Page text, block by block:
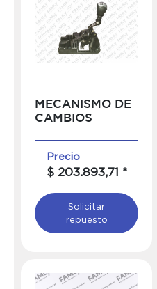
MECANISMO DE
CAMBIOS
Precio
$ 203.893,71 *
Solicitar
repuesto